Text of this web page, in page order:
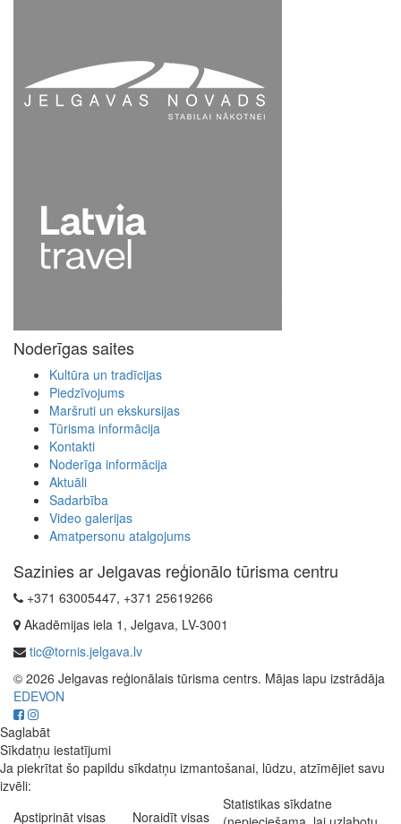
Noderīgas saites
Kultūra un tradīcijas
Piedzīvojums
Maršruti un ekskursijas
Tūrisma informācija
Kontakti
Noderīga informācija
Aktuāli
Sadarbība
Video galerijas
Amatpersonu atalgojums
Sazinies ar Jelgavas reģionālo tūrisma centru
+371 63005447, +371 25619266
Akadēmijas iela 1, Jelgava, LV-3001
tic@tornis.jelgava.lv
© 2026 Jelgavas reģionālais tūrisma centrs. Mājas lapu izstrādāja
EDEVON
Saglabāt
Sīkdatņu iestatījumi
Ja piekrītat šo papildu sīkdatņu izmantošanai, lūdzu, atzīmējiet savu
izvēli:
Apstiprināt visas
Noraidīt visas
Statistikas sīkdatne